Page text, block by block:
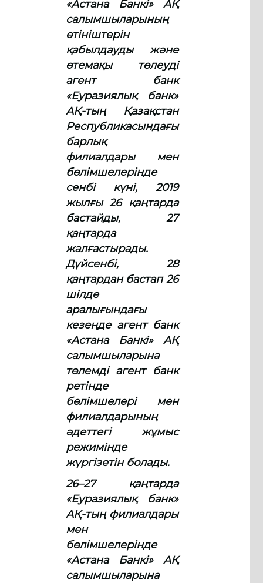
«Астана Банкі» АҚ
салымшыларының
өтініштерін
қабылдауды және
өтемақы төлеуді
агент банк
«Еуразиялық банк»
АҚ-тың Қазақстан
Республикасындағы
барлық
филиалдары мен
бөлімшелерінде
сенбі күні, 2019
жылғы 26 қаңтарда
бастайды, 27
қаңтарда
жалғастырады.
Дүйсенбі, 28
қаңтардан бастап 26
шілде
аралығындағы
кезеңде агент банк
«Астана Банкі» АҚ
салымшыларына
төлемді агент банк
ретінде
бөлімшелері мен
филиалдарының
әдеттегі жұмыс
режимінде
жүргізетін болады.
26–27 қаңтарда
«Еуразиялық банк»
АҚ-тың филиалдары
мен
бөлімшелерінде
«Астана Банкі» АҚ
салымшыларына